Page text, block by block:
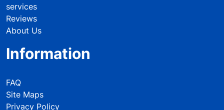
services
Reviews
About Us
Information
FAQ
Site Maps
Privacy Policy